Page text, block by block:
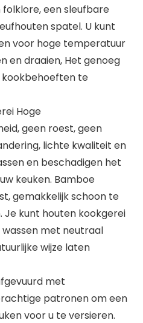
een sleufbare
spatel. U kunt
voor hoge temperatuur
en draaien, Het genoeg
kookbehoeften te
Hoge
geen roest, geen
lichte kwaliteit en
en beschadigen het
keuken. Bamboe
gemakkelijk schoon te
kunt houten kookgerei
met neutraal
wijze laten
met
patronen om een
voor u te versieren.